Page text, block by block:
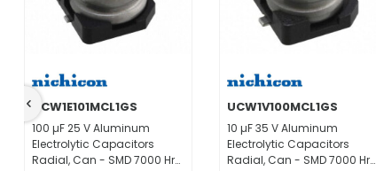
UCW1E101MCL1GS
100 µF 25 V Aluminum
Electrolytic Capacitors
Radial, Can - SMD 7000 Hrs
UCW1V100MCL1GS
10 µF 35 V Aluminum
Electrolytic Capacitors
Radial, Can - SMD 7000 Hrs